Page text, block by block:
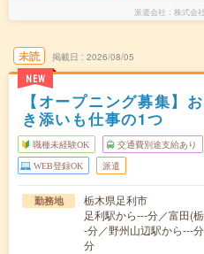
派遣会社 株式会
未読
NEW
掲載日 2026/08/05
【オープニング募集】
き添いも仕事の1つ
職種未経験OK 交通費別途支給あり
WEB登録OK 派遣
勤務地
栃木県足利市
足利駅から---分／富田(
-分／野州山辺駅から---
分